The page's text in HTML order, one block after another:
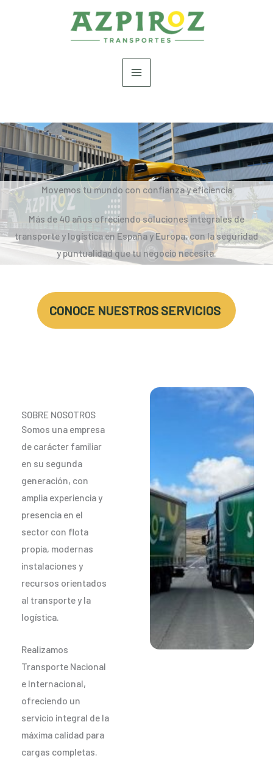
Movemos tu mundo con confianza y eficiencia
Más de 40 años ofreciendo soluciones integrales de
transporte y logística en España y Europa, con la seguridad
y puntualidad que tu negocio necesita.
CONOCE NUESTROS SERVICIOS
SOBRE NOSOTROS
Somos una empresa
de carácter familiar
en su segunda
generación, con
amplia experiencia y
presencia en el
sector con flota
propia, modernas
instalaciones y
recursos orientados
al transporte y la
logística.
Realizamos
Transporte Nacional
e Internacional,
ofreciendo un
servicio integral de la
máxima calidad para
cargas completas.